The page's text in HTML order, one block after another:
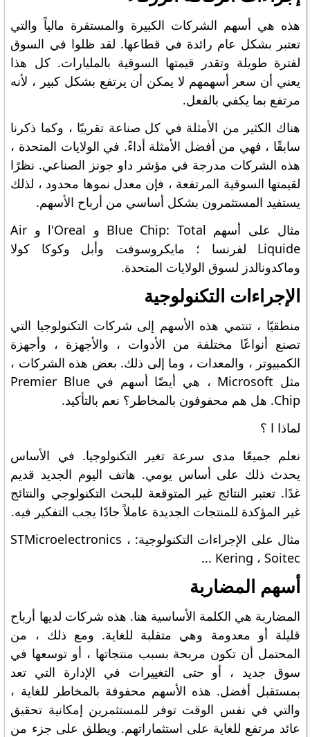
هذه هي أسهم الشركات الكبيرة والمستقرة مالياً والتي
تعتبر بشكل عام رائدة في قطاعها. لقد ظلوا في السوق
لفترة طويلة وتقدر قيمتها السوقية بالمليارات. كل هذا
يعني أن سعر أسهمهم لا يمكن أن يرتفع بشكل كبير ، لأنه
مرتفع بما يكفي بالفعل.
هناك الكثير من الأمثلة في كل صناعة تقريبًا ، وكما ذكرنا
سابقًا ، فهي من أفضل الأمثلة أداءً. في الولايات المتحدة ،
هذه الشركات مدرجة في مؤشر داو جونز الصناعي. نظرًا
لقيمتها السوقية المرتفعة ، فإن معدل نموها محدود ، لذلك
يستفيد المستثمرون بشكل أساسي من أرباح الأسهم.
مثال على أسهم Blue Chip: Total و l'Oreal و Air
Liquide لفرنسا ؛ مايكروسوفت وأبل وكوكا كولا
وماكدونالدز لسوق الولايات المتحدة.
الإجراءات التكنولوجية
منطقيًا ، تنتمي هذه الأسهم إلى شركات التكنولوجيا التي
تصنع أنواعًا مختلفة من الأدوات ، والأجهزة ، وأجهزة
الكمبيوتر ، والمعدات ، وما إلى ذلك. بعض هذه الشركات ،
مثل Microsoft ، هي أيضًا أسهم في Premier Blue
Chip. هل هم محفوفون بالمخاطر؟ نعم بالتأكيد.
لماذا ا ؟
نعلم جميعًا مدى سرعة تغير التكنولوجيا. في الأساس
يحدث ذلك على أساس يومي. هاتف اليوم الجديد قديم
غدًا. تعتبر النتائج غير المتوقعة للبحث التكنولوجي والنتائج
غير المؤكدة للمنتجات الجديدة عاملاً جادًا يجب التفكير فيه.
مثال على الإجراءات التكنولوجية: STMicroelectronics ،
Kering ، Soitec ...
أسهم المضاربة
المضاربة هي الكلمة الأساسية هنا. هذه شركات لديها أرباح
قليلة أو معدومة وهي متقلبة للغاية. ومع ذلك ، من
المحتمل أن تكون مربحة بسبب منتجاتها ، أو توسعها في
سوق جديد ، أو حتى التغييرات في الإدارة التي تعد
بمستقبل أفضل. هذه الأسهم محفوفة بالمخاطر للغاية ،
والتي في نفس الوقت توفر للمستثمرين إمكانية تحقيق
عائد مرتفع للغاية على استثماراتهم. ويطلق على جزء من